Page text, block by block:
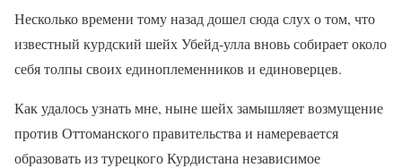
Несколько времени тому назад дошел сюда слух о том, что
известный курдский шейх Убейд-улла вновь собирает около
себя толпы своих единоплеменников и единоверцев.
Как удалось узнать мне, ныне шейх замышляет возмущение
против Оттоманского правительства и намеревается
образовать из турецкого Курдистана независимое